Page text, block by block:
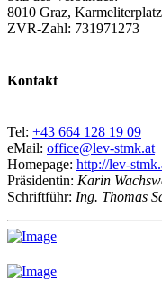
8010 Graz,
ZVR-Zahl: 731971273
Kontakt
Tel: +43 664 128 19 09
eMail: office@lev-stmk.at
Homepage: http://lev-
Präsidentin: Karin
Schriftführ: Ing. Thomas